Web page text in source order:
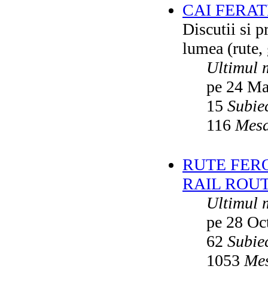
CAI
Discutii si
lumea (rute,
Ultimul
pe 24
15
116
RUTE
RAIL
Ultimul
pe 28
62
1053